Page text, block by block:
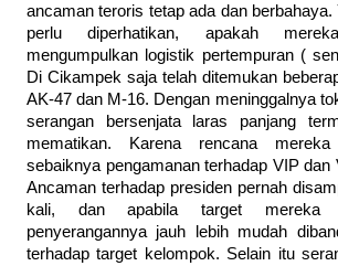
ancaman teroris tetap ada dan
perlu diperhatikan, apakah
mengumpulkan logistik pertempuran (
Di Cikampek saja telah ditemukan
AK-47 dan M-16. Dengan meninggalnya
serangan bersenjata laras panjang
mematikan. Karena rencana
sebaiknya pengamanan terhadap VIP dan
Ancaman terhadap presiden pernah
kali, dan apabila target mereka
penyerangannya jauh lebih mudah
terhadap target kelompok. Selain itu